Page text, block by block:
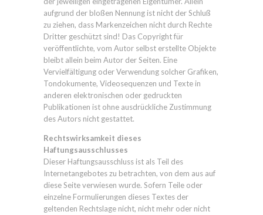
aufgrund der bloßen Nennung ist nicht der Schluß
zu ziehen, dass Markenzeichen nicht durch Rechte
Dritter geschützt sind! Das Copyright für
veröffentlichte, vom Autor selbst erstellte Objekte
bleibt allein beim Autor der Seiten. Eine
Vervielfältigung oder Verwendung solcher Grafiken,
Tondokumente, Videosequenzen und Texte in
anderen elektronischen oder gedruckten
Publikationen ist ohne ausdrückliche Zustimmung
des Autors nicht gestattet.
Rechtswirksamkeit dieses
Haftungsausschlusses
Dieser Haftungsausschluss ist als Teil des
Internetangebotes zu betrachten, von dem aus auf
diese Seite verwiesen wurde. Sofern Teile oder
einzelne Formulierungen dieses Textes der
geltenden Rechtslage nicht, nicht mehr oder nicht